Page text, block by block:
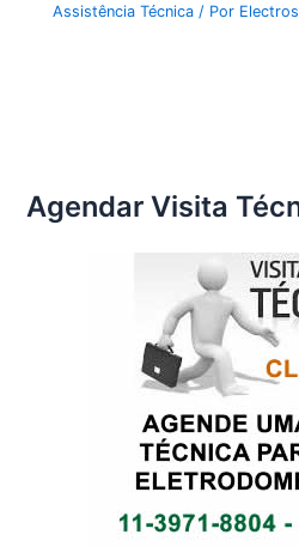
Assistência Técnica / Por
Agendar Visita